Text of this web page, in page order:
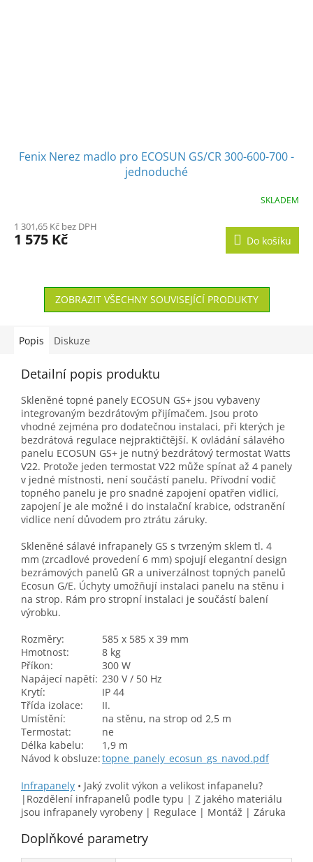
Fenix Nerez madlo pro ECOSUN GS/CR 300-600-700 -
jednoduché
SKLADEM
1 301,65 Kč bez DPH
1 575 Kč Do košíku
ZOBRAZIT VŠECHNY SOUVISEJÍCÍ PRODUKTY
Popis Diskuze
Detailní popis produktu
Skleněné topné panely ECOSUN GS+ jsou vybaveny
integrovaným bezdrátovým přijímačem. Jsou proto
vhodné zejména pro dodatečnou instalaci, při kterých je
bezdrátová regulace nejpraktičtější. K ovládání sálavého
panelu ECOSUN GS+ je nutný bezdrátový termostat Watts
V22. Protože jeden termostat V22 může spínat až 4 panely
v jedné místnosti, není součástí panelu. Přívodní vodič
topného panelu je pro snadné zapojení opatřen vidlicí,
zapojení je ale možné i do instalační krabice, odstranění
vidlice není důvodem pro ztrátu záruky.
Skleněné sálavé infrapanely GS s tvrzeným sklem tl. 4
mm (zrcadlové provedení 6 mm) spojují elegantní design
bezrámových panelů GR a univerzálnost topných panelů
Ecosun G/E. Úchyty umožňují instalaci panelu na stěnu i
na strop. Rám pro stropní instalaci je součástí balení
výrobku.
Rozměry:
585 x 585 x 39 mm
Hmotnost:
8 kg
Příkon:
300 W
Napájecí napětí: 230 V / 50 Hz
Krytí:
IP 44
Třída izolace:
II.
Umístění:
na stěnu, na strop od 2,5 m
Termostat:
ne
Délka kabelu:
1,9 m
Návod k obsluze:topne_panely_ecosun_gs_navod.pdf
Infrapanely • Jaký zvolit výkon a velikost infapanelu?
|Rozdělení infrapanelů podle typu | Z jakého materiálu
jsou infrapanely vyrobeny | Regulace | Montáž | Záruka
Doplňkové parametry